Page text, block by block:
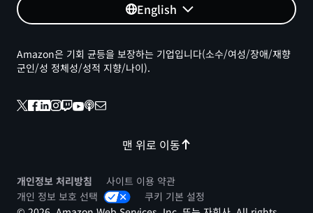
English
맨 위로 이동
Amazon은 기회 균등을 보장하는 기업입니다(소수/여성/장애/재향
군인/성 정체성/성적 지향/나이).
개인정보 처리방침
사이트 이용 약관
개인 정보 보호 선택
쿠키 기본 설정